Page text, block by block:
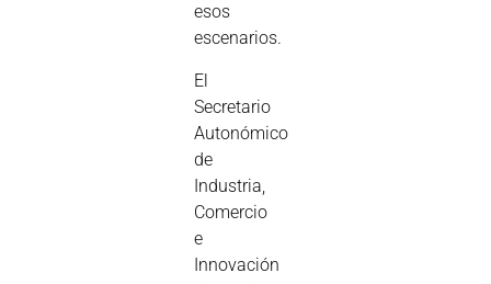
esos
escenarios.
El
Secretario
Autonómico
de
Industria,
Comercio
e
Innovación